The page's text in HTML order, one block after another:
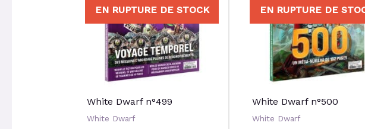
EN RUPTURE DE STOCK
White Dwarf n°499
White Dwarf
EN RUPTURE DE
White Dwarf n°500
White Dwarf